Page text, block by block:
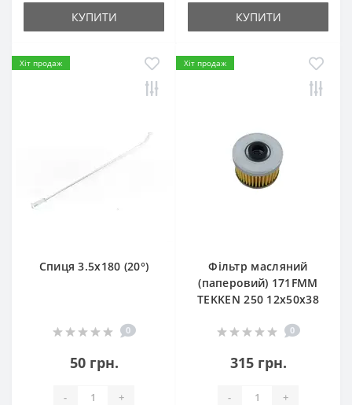
КУПИТИ КУПИТИ
Хіт продаж
Спиця 3.5х180 (20°)
0
50 грн.
- +
Хіт продаж
Фільтр масляний
(паперовий) 171FMM
TEKKEN 250 12х50х38
0
315 грн.
- +